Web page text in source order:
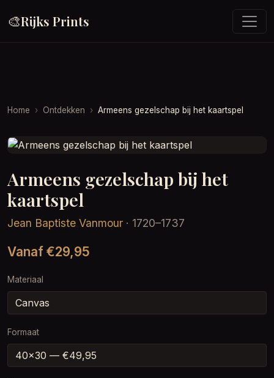
🎨Rijks Prints
Home Ontdekken Armeens gezelschap bij het kaartspel
Armeens gezelschap bij het
kaartspel
Jean Baptiste Vanmour · 1720–1737
Vanaf €29,95
Materiaal
Formaat